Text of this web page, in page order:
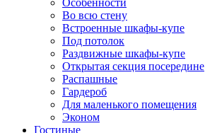
Особенности
Во всю стену
Встроенные шкафы-купе
Под потолок
Раздвижные шкафы-купе
Открытая секция посередине
Распашные
Гардероб
Для маленького помещения
Эконом
Гостиные